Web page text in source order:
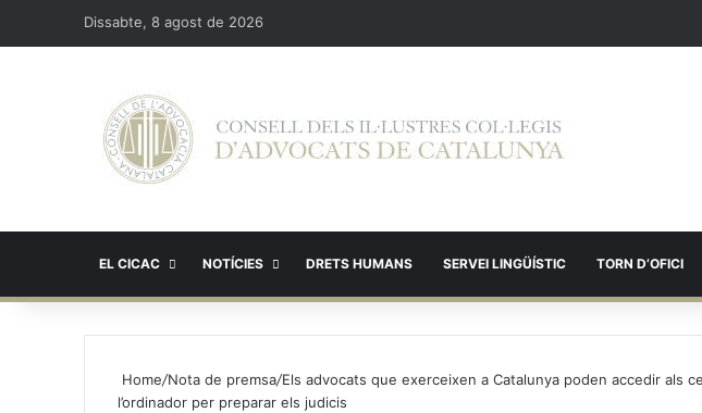
Dissabte, 8 agost de 2026
EL CICAC NOTÍCIES DRETS HUMANS SERVEI LINGÜÍSTIC TORN D’OFICI
Home/Nota de premsa/Els advocats que exerceixen a Catalunya poden accedir als
l’ordinador per preparar els judicis